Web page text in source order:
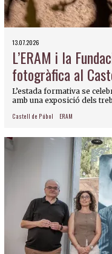
13.07.2026
L’ERAM i la
fotogràfica al
L’estada formativa se
amb una exposició dels
Castell de Púbol ERAM